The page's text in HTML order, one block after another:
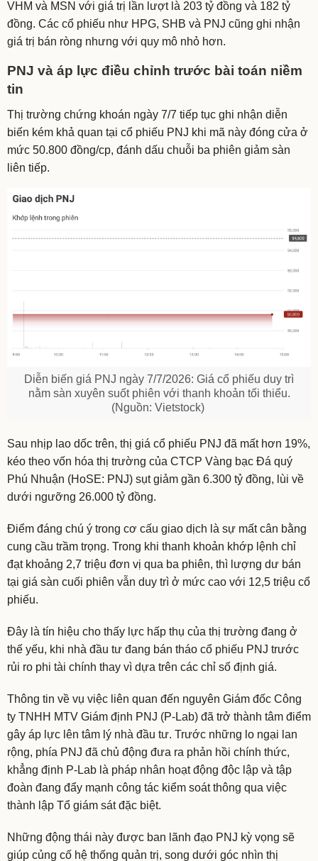
VHM và MSN với giá trị lần lượt là 203 tỷ đồng và 182 tỷ
đồng. Các cổ phiếu như HPG, SHB và PNJ cũng ghi nhận
giá trị bán ròng nhưng với quy mô nhỏ hơn.
PNJ và áp lực điều chỉnh trước bài toán niềm
tin
Thị trường chứng khoán ngày 7/7 tiếp tục ghi nhận diễn
biến kém khả quan tại cổ phiếu PNJ khi mã này đóng cửa ở
mức 50.800 đồng/cp, đánh dấu chuỗi ba phiên giảm sàn
liên tiếp.
Diễn biến giá PNJ ngày 7/7/2026: Giá cổ phiếu duy trì
nằm sàn xuyên suốt phiên với thanh khoản tối thiểu.
(Nguồn: Vietstock)
Sau nhịp lao dốc trên, thị giá cổ phiếu PNJ đã mất hơn 19%,
kéo theo vốn hóa thị trường của CTCP Vàng bạc Đá quý
Phú Nhuận (HoSE: PNJ) sụt giảm gần 6.300 tỷ đồng, lùi về
dưới ngưỡng 26.000 tỷ đồng.
Điểm đáng chú ý trong cơ cấu giao dịch là sự mất cân bằng
cung cầu trầm trọng. Trong khi thanh khoản khớp lệnh chỉ
đạt khoảng 2,7 triệu đơn vị qua ba phiên, thì lượng dư bán
tại giá sàn cuối phiên vẫn duy trì ở mức cao với 12,5 triệu cổ
phiếu.
Đây là tín hiệu cho thấy lực hấp thụ của thị trường đang ở
thế yếu, khi nhà đầu tư đang bán tháo cổ phiếu PNJ trước
rủi ro phi tài chính thay vì dựa trên các chỉ số định giá.
Thông tin về vụ việc liên quan đến nguyên Giám đốc Công
ty TNHH MTV Giám định PNJ (P-Lab) đã trở thành tâm điểm
gây áp lực lên tâm lý nhà đầu tư. Trước những lo ngại lan
rộng, phía PNJ đã chủ động đưa ra phản hồi chính thức,
khẳng định P-Lab là pháp nhân hoạt động độc lập và tập
đoàn đang đẩy mạnh công tác kiểm soát thông qua việc
thành lập Tổ giám sát đặc biệt.
Những động thái này được ban lãnh đạo PNJ kỳ vọng sẽ
giúp củng cố hệ thống quản trị, song dưới góc nhìn thị